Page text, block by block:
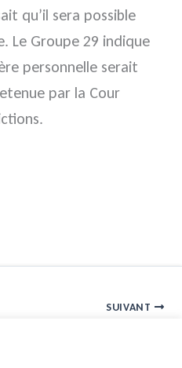
qu’il sera possible
Le Groupe 29 indique
personnelle serait
par la Cour
SUIVANT